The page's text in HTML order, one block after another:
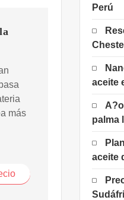
más
Perú
aceite
palma
aceite